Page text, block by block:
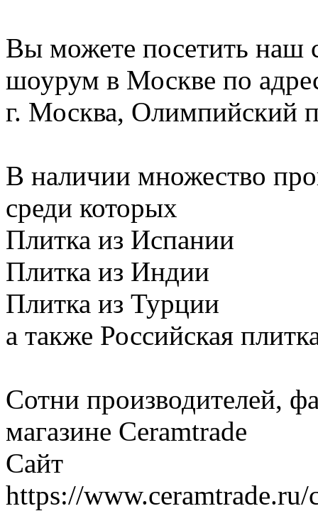
Вы можете посетить наш
шоурум в Москве по
г. Москва, Олимпийский
В наличии множество
среди которых
Плитка из Испании
Плитка из Индии
Плитка из Турции
а также Российская
Сотни производителей,
магазине Ceramtrade
Сайт
https://